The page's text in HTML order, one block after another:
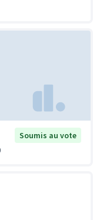
Soumis au vote